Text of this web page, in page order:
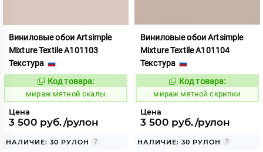
Виниловые обои Artsimple
Mixture Textile A101103
Текстура
992216
Код товара:
мираж мятной скалы
Цена
3 500 руб./рулон
НАЛИЧИЕ: 30 РУЛОН
Виниловые обои Artsimple
Mixture Textile A101104
Текстура
992217
Код товара:
мираж мятной скрипки
Цена
3 500 руб./рулон
НАЛИЧИЕ: 30 РУЛОН